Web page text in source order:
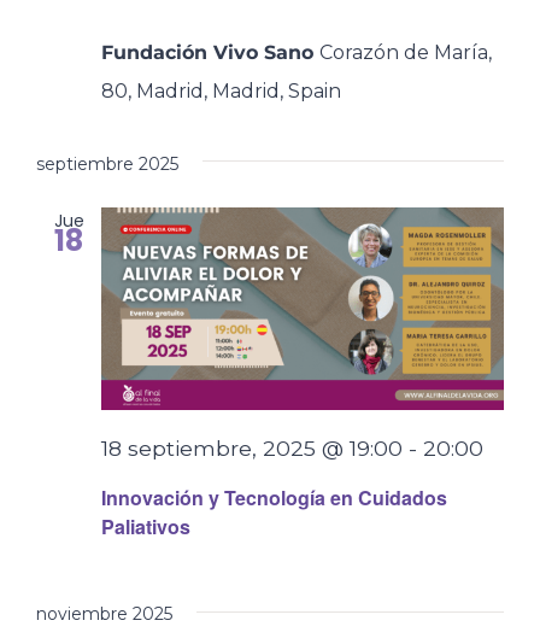
Fundación Vivo Sano Corazón de María,
80, Madrid, Madrid, Spain
septiembre 2025
Jue
18
Innovación y Tecnología en Cuidados
Paliativos
18 septiembre, 2025 @ 19:00 - 20:00
noviembre 2025